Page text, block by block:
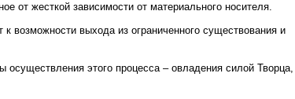
от жесткой зависимости от материального носителя.
возможности выхода из ограниченного существования и
этого процесса – овладения силой Творца,